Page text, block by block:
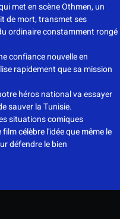
met en scène Othmen, un
de mort, transmet ses
ordinaire constamment rongé
confiance nouvelle en
rapidement que sa mission
héros national va essayer
sauver la Tunisie.
situations comiques
célèbre l'idée que même le
défendre le bien